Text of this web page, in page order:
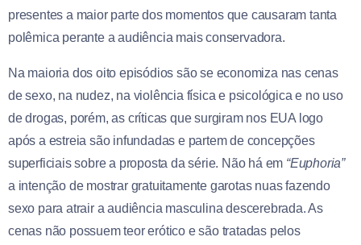
presentes a maior parte dos momentos que causaram tanta
polêmica perante a audiência mais conservadora.
Na maioria dos oito episódios são se economiza nas cenas
de sexo, na nudez, na violência física e psicológica e no uso
de drogas, porém, as críticas que surgiram nos EUA logo
após a estreia são infundadas e partem de concepções
superficiais sobre a proposta da série. Não há em “Euphoria”
a intenção de mostrar gratuitamente garotas nuas fazendo
sexo para atrair a audiência masculina descerebrada. As
cenas não possuem teor erótico e são tratadas pelos